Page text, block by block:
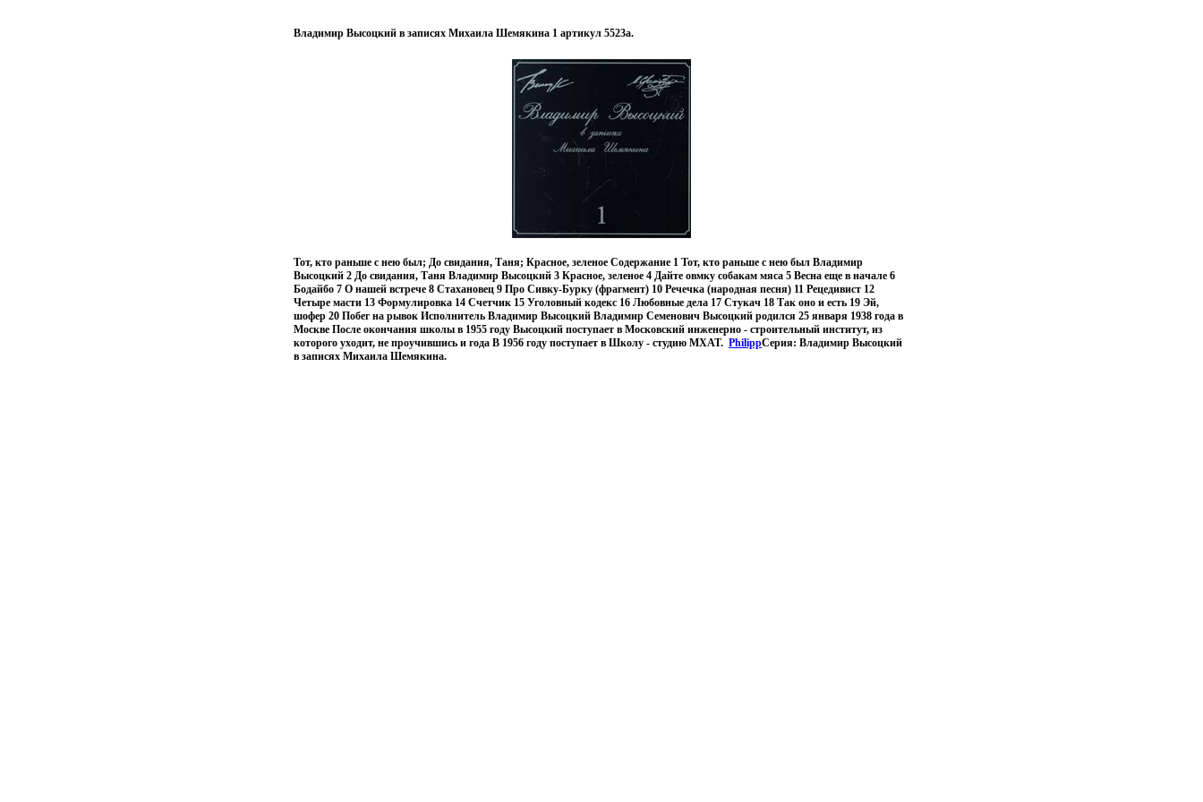
Владимир Высоцкий в записях Михаила Шемякина 1 артикул 5523a.
Тот, кто раньше с нею был; До свидания, Таня; Красное, зеленое Содержание 1 Тот, кто раньше с нею был Владимир
Высоцкий 2 До свидания, Таня Владимир Высоцкий 3 Красное, зеленое 4 Дайте овмку собакам мяса 5 Весна еще в начале 6
Бодайбо 7 О нашей встрече 8 Стахановец 9 Про Сивку-Бурку (фрагмент) 10 Речечка (народная песня) 11 Рецедивист 12
Четыре масти 13 Формулировка 14 Счетчик 15 Уголовный кодекс 16 Любовные дела 17 Стукач 18 Так оно и есть 19 Эй,
шофер 20 Побег на рывок Исполнитель Владимир Высоцкий Владимир Семенович Высоцкий родился 25 января 1938 года в
Москве После окончания школы в 1955 году Высоцкий поступает в Московский инженерно - строительный институт, из
которого уходит, не проучившись и года В 1956 году поступает в Школу - студию МХАТ. PhilippСерия: Владимир Высоцкий
в записях Михаила Шемякина.